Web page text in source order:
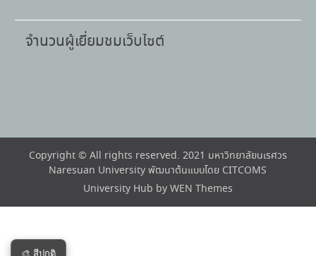
จำนวนผู้เยี่ยมชมเว็บไซต์
Copyright © All rights reserved. 2021 มหาวิทยาลัยนเรศวร
Naresuan University พัฒนาต้นแบบโดย CITCOMS
University Hub by WEN Themes
🎨 สีปกติ